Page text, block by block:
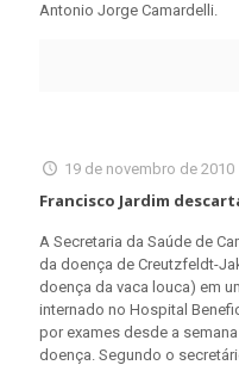
Antonio Jorge Camardelli.
19 de novembro de 2010
Francisco Jardim
A Secretaria da Saúde de
da doença de Creutzfeldt-
doença da vaca louca) em
internado no Hospital
por exames desde a
doença. Segundo o